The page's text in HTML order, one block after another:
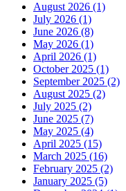
August 2026 (1)
July 2026 (1)
June 2026 (8)
May 2026 (1)
April 2026 (1)
October 2025 (1)
September 2025 (2)
August 2025 (2)
July 2025 (2)
June 2025 (7)
May 2025 (4)
April 2025 (15)
March 2025 (16)
February 2025 (2)
January 2025 (5)